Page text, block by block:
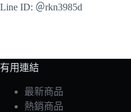
Line ID: ＠rkn3985d
有用連結
最新商品
熱銷商品